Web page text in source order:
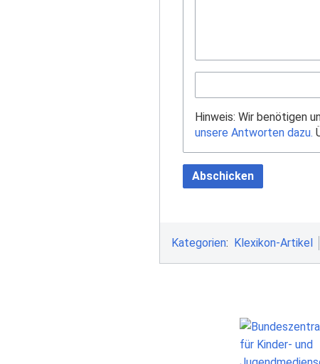
Hinweis: Wir benötigen
unsere Antworten dazu.
Abschicken
Kategorien: Klexikon-Artikel